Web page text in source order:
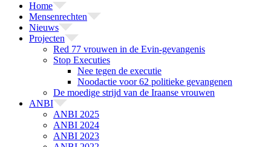
Home
Mensenrechten
Nieuws
Projecten
Red 77 vrouwen in de Evin-gevangenis
Stop Executies
Nee tegen de executie
Noodactie voor 62 politieke gevangenen
De moedige strijd van de Iraanse vrouwen
ANBI
ANBI 2025
ANBI 2024
ANBI 2023